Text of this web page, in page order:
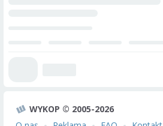
WYKOP © 2005-2026